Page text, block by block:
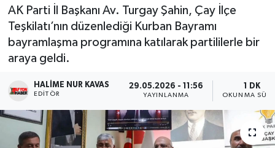
AK Parti İl Başkanı Av. Turgay Şahin, Çay İlçe
Teşkilatı’nın düzenlediği Kurban Bayramı
bayramlaşma programına katılarak partililerle bir
araya geldi.
HALIME NUR KAVAS
EDITÖR
29.05.2026 - 11:56
YAYINLANMA
1 DK
OKUNMA
Sivil Toplum
Ekonomi
Magazin
Etkinlikler